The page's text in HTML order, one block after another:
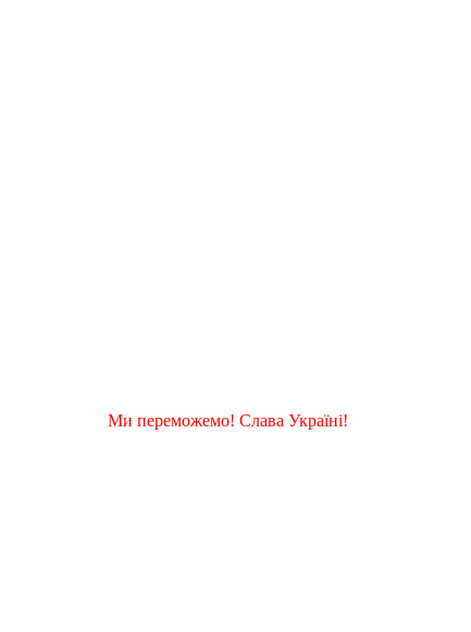
Ми переможемо! Слава Україні!